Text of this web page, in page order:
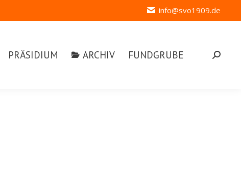
info@svo1909.de
PRÄSIDIUM ARCHIV FUNDGRUBE Search:
PRÄSIDIUM ARCHIV FUNDGRUBE Search: